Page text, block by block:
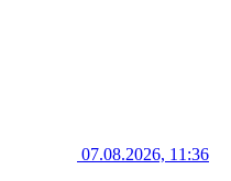
07.08.2026, 11:36